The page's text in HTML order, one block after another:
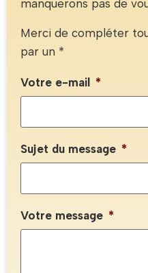
manquerons pas de
Merci de compléter
par un *
Votre e-mail *
Sujet du message *
Votre message *